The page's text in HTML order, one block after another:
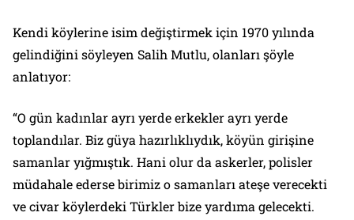
Kendi köylerine isim değiştirmek için 1970 yılında
gelindiğini söyleyen Salih Mutlu, olanları şöyle
anlatıyor:
“O gün kadınlar ayrı yerde erkekler ayrı yerde
toplandılar. Biz güya hazırlıklıydık, köyün girişine
samanlar yığmıştık. Hani olur da askerler, polisler
müdahale ederse birimiz o samanları ateşe verecekti
ve civar köylerdeki Türkler bize yardıma gelecekti.